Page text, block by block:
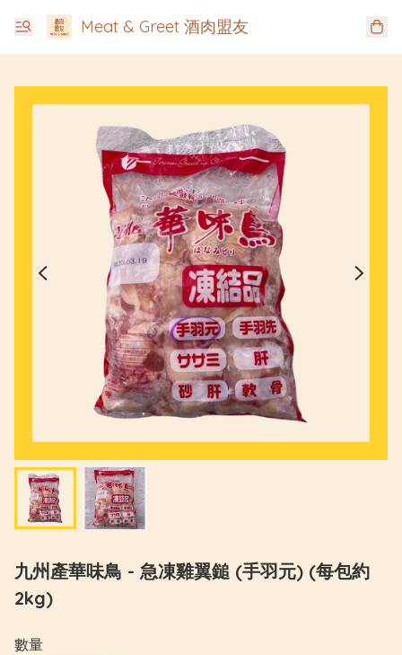
Meat & Greet 酒肉盟友
九州產華味鳥 - 急凍雞翼鎚 (手羽元) (每包約
2kg)
數量